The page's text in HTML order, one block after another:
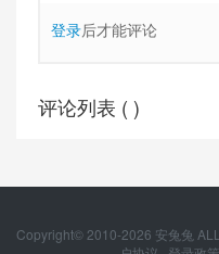
登录后才能评论
评论列表 ( )
Copyright© 2010-2026 安兔兔